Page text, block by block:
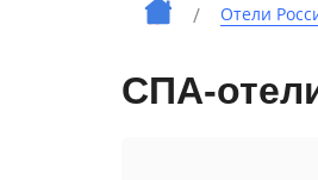
Отели
СПА-